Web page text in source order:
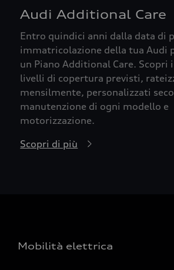
Audi Additional Care
Entro quindici anni dalla data di
immatricolazione della tua Audi
un Piano Additional Care. Scopri
livelli di copertura previsti,
mensilmente, personalizzati
manutenzione di ogni modello e
motorizzazione.
Scopri di più
Mobilità elettrica